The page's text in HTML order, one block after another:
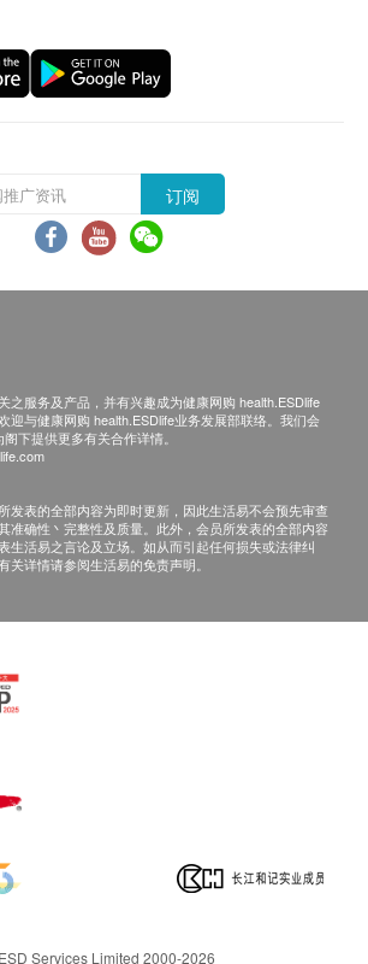
的人士
易攰人士
谷肚胀人士
法：
完整疗程：每日2次，每次2粒
鼠李皮精华、咖啡因、食用纤维
素）、银杏精华、纳豆酵素、
、苦橙精华、甘蔗原素、麦芽糊
熊果叶精华、绿茶精华。
胶、色素（E171, E102）、乳
果类制品。
，于顾客收到产品当日起计，使用
个月或以上。
订购之货品时，有责任检查货品是否
一经确认签收，恕不接受退换。
包装完整，如退换之产品有任何残缺
户服务部跟进。
订阅
之服务及产品，并有兴趣成为健康网购 health.ESDlife
迎与健康网购 health.ESDlife业务发展部联络。我们会
下提供更多有关合作详情。
发表的全部内容为即时更新，因此生活易不会预先审查
准确性丶完整性及质量。此外，会员所发表的全部内容
生活易之言论及立场。如从而引起任何损失或法律纠
关详情请参阅生活易的免责声明。
Services Limited 2000-2026